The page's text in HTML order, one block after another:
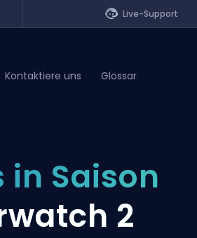
Live-Support
Kontaktiere uns Glossar
in Saison
2